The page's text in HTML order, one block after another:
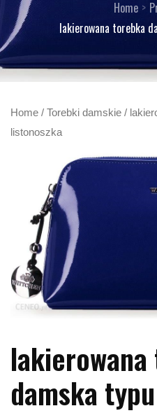
Home
lakierowana torebka
Home / Torebki damskie /
listonoszka
damska